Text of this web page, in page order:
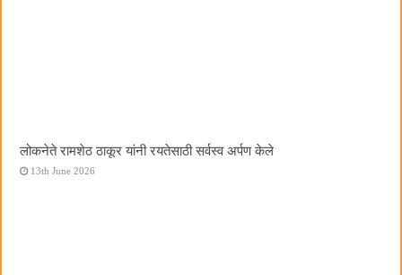
लोकनेते रामशेठ ठाकूर यांनी रयतेसाठी सर्वस्व अर्पण केले
13th June 2026